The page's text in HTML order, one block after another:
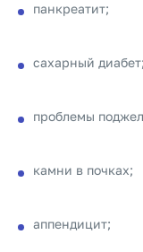
панкреатит;
сахарный диабет;
проблемы
камни в почках;
аппендицит;